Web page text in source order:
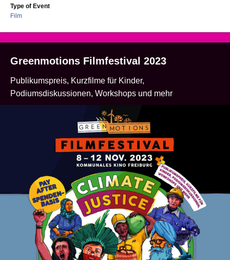
Type of Event
Film
Greenmotions Filmfestival 2023
Publikumspreis, Kurzfilme für Kinder,
Podiumsdiskussionen, Workshops und mehr